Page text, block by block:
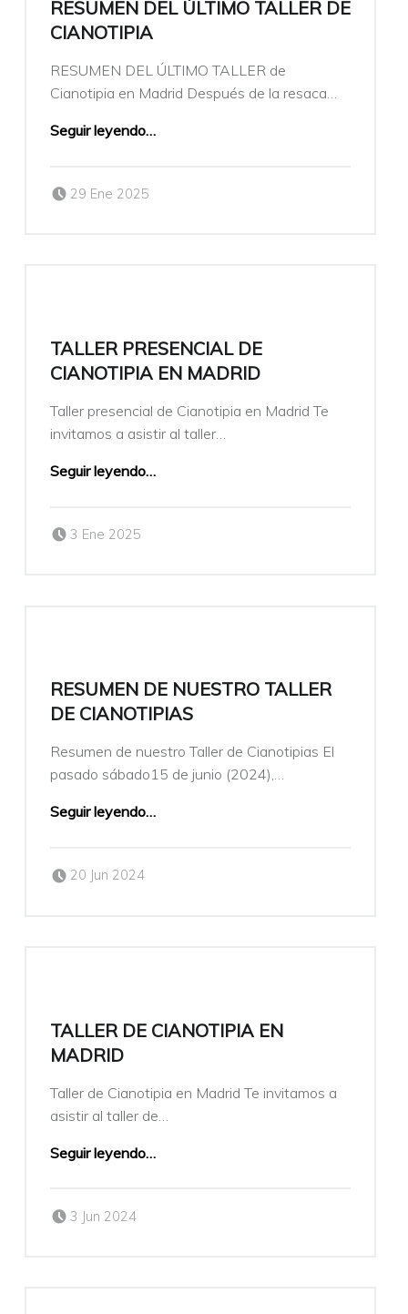
RESUMEN DEL ÚLTIMO TALLER DE
CIANOTIPIA
RESUMEN DEL ÚLTIMO TALLER de
Cianotipia en Madrid Después de la resaca…
Seguir leyendo…
29 Ene 2025
TALLER PRESENCIAL DE
CIANOTIPIA EN MADRID
Taller presencial de Cianotipia en Madrid Te
invitamos a asistir al taller…
Seguir leyendo…
3 Ene 2025
RESUMEN DE NUESTRO TALLER
DE CIANOTIPIAS
Resumen de nuestro Taller de Cianotipias El
pasado sábado15 de junio (2024),…
Seguir leyendo…
20 Jun 2024
TALLER DE CIANOTIPIA EN
MADRID
Taller de Cianotipia en Madrid Te invitamos a
asistir al taller de…
Seguir leyendo…
3 Jun 2024